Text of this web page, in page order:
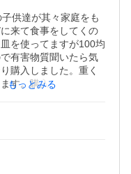
供達が其々家庭をも
来て食事をしてくの
を使ってますが100均
有害物質聞いたら気
購入しました。重く
す。購入してヨカッ
もっとみる